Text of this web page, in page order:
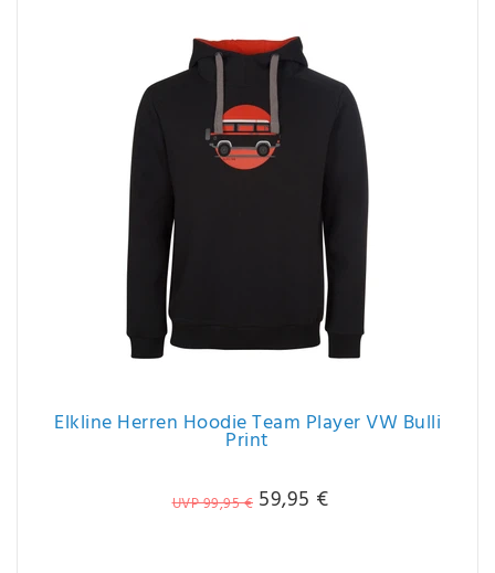
Elkline Herren Hoodie Team Player VW Bulli
Print
UVP 99,95 € 59,95 €